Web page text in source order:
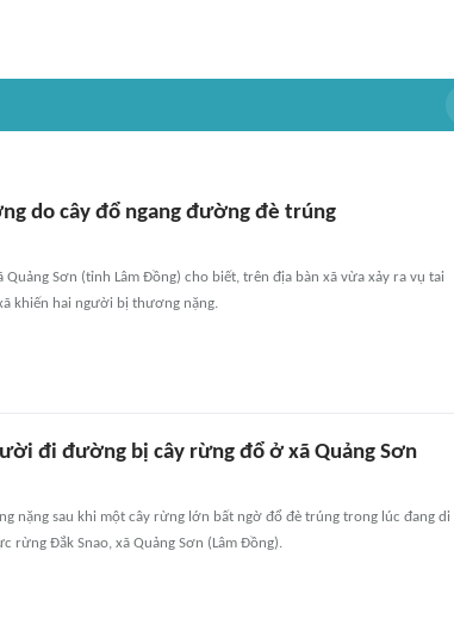
do cây đổ ngang đường đè trúng
Quảng Sơn (tỉnh Lâm Đồng) cho biết, trên địa bàn xã vừa xảy ra vụ tai
khiến hai người bị thương nặng.
đi đường bị cây rừng đổ ở xã Quảng Sơn
nặng sau khi một cây rừng lớn bất ngờ đổ đè trúng trong lúc đang di
rừng Đắk Snao, xã Quảng Sơn (Lâm Đồng).